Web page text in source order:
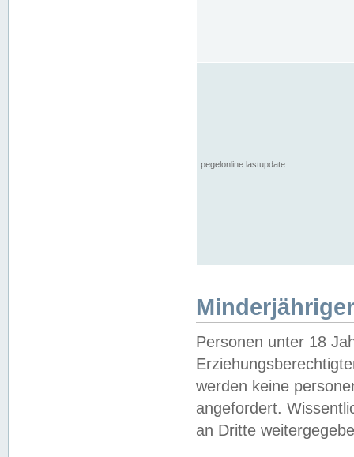
pegelonline.lastupdate
Personen unter 18
werden keine
angefordert.
an Dritte